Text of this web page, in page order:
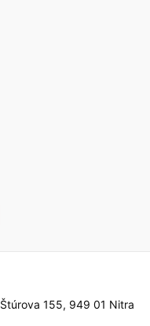
Štúrova 155, 949 01 Nitra